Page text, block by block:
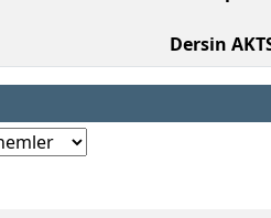
Dersin